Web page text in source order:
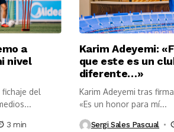
a
nivel
del
3 min
Karim Adeyemi:
que este es un
diferente…»
Karim Adeyemi tras
«Es un honor para mí...
Sergi Sales Pascual